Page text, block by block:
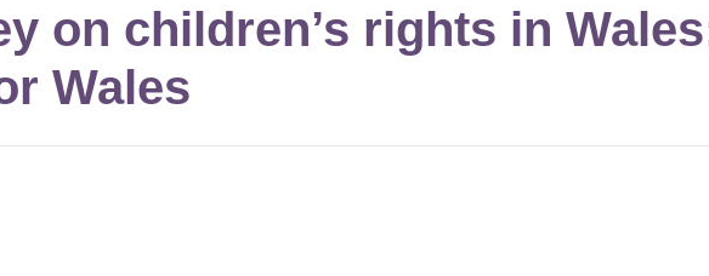
on children’s rights in
Wales